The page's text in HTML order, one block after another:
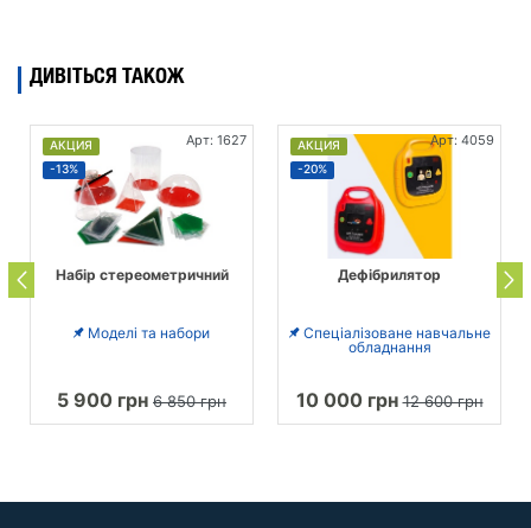
ДИВІТЬСЯ ТАКОЖ
АКЦИЯ
-13%
Арт: 1627
Набір стереометричний
Моделі та набори
5 900 грн 6 850 грн
АКЦИЯ
-20%
Арт: 4059
Дефібрилятор
Спеціалізоване навчальне
обладнання
10 000 грн12 600 грн